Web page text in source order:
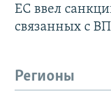
ЕС ввел
связанных с
Регионы